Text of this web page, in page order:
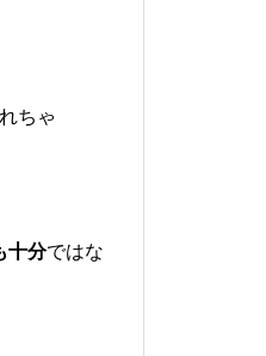
ちゃ
十分ではな